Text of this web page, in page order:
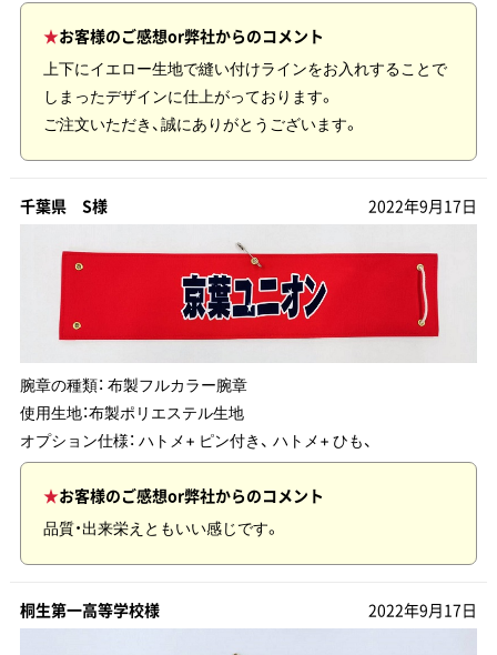
お客様のご感想or弊社からのコメント
上下にイエロー生地で縫い付けラインをお入れすることで
しまったデザインに仕上がっております。
ご注文いただき、誠にありがとうございます。
千葉県 S様 2022年9月17日
腕章の種類： 布製フルカラー腕章
使用生地：布製ポリエステル生地
オプション仕様： ハトメ+ ピン付き、 ハトメ+ ひも、
お客様のご感想or弊社からのコメント
品質・出来栄えともいい感じです。
桐生第一高等学校様 2022年9月17日